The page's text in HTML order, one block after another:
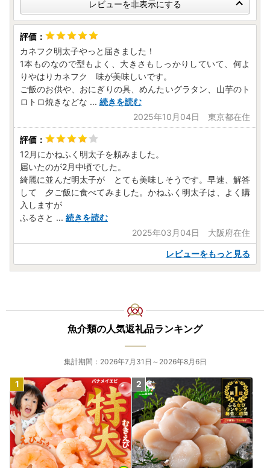
レビューを非表示にする
カネフク明太子やっと届きました！
1本ものなので型もよく、大きさもしっかりしていて、何よ
りやはりカネフク 味が美味しいです。
ご飯のお供や、おにぎりの具、めんたいグラタン、山芋のト
ロトロ焼きなどな ... 続きを読む
2025年10月04日 東京都在住
12月にかねふく明太子を頼みました。
届いたのが2月中頃でした。
綺麗に並んだ明太子が とても美味しそうです。早速、解答
して 夕ご飯に食べてみました。かねふく明太子は、よく購
入しますが
ふるさと ... 続きを読む
2025年03月04日 大阪府在住
レビューをもっと見る
魚介類の人気返礼品ランキング
集計期間：2026年7月31日～2026年8月6日